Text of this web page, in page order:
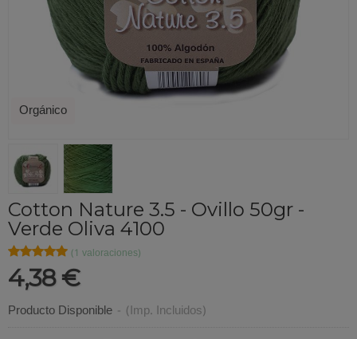
Orgánico
Cotton Nature 3.5 - Ovillo 50gr -
Verde Oliva 4100
★★★★★
★★★★★ (1 valoraciones)
4,38 €
Producto Disponible - (Imp. Incluidos)